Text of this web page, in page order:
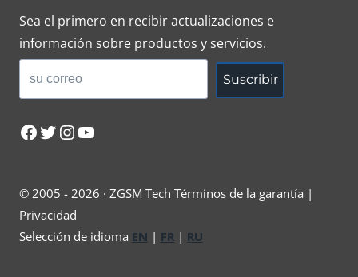
Sea el primero en recibir actualizaciones e
información sobre productos y servicios.
Suscribir
Facebook
Twitter
Instagram
YouTube
© 2005 - 2026 · ZGSM Tech Términos de la garantía |
Privacidad
Selección de idioma EN | FR | RU